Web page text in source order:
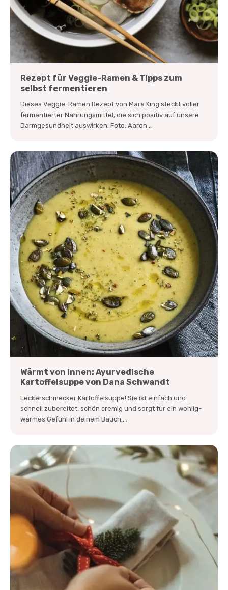
Rezept für Veggie-Ramen & Tipps zum
selbst fermentieren
Dieses Veggie-Ramen Rezept von Mara King steckt voller
fermentierter Nahrungsmittel, die sich positiv auf unsere
Darmgesundheit auswirken. Foto: Aaron...
Wärmt von innen: Ayurvedische
Kartoffelsuppe von Dana Schwandt
Leckerschmecker Kartoffelsuppe! Sie ist einfach und
schnell zubereitet, schön cremig und sorgt für ein wohlig-
warmes Gefühl in deinem Bauch....